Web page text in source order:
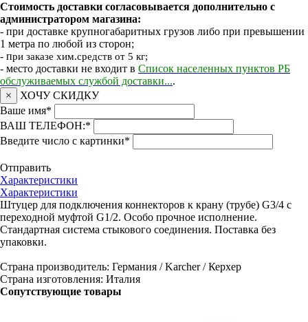
Стоимость доставки согласовывается дополнительно с
администратором магазина:
- при доставке крупногабаритных грузов либо при превышении
1 метра по любой из сторон;
- при заказе хим.средств от 5 кг;
- место доставки не входит в Список населенных пунктов РБ
обслуживаемых службой доставки....
×
ХОЧУ СКИДКУ
Ваше имя*
ВАШ ТЕЛЕФОН:*
Введите число с картинки*
Отправить
Характеристики
Характеристики
Штуцер для подключения коннекторов к крану (трубе) G3/4 с
переходной муфтой G1/2. Особо прочное исполнение.
Стандартная система стыкового соединения. Поставка без
упаковки.
Страна производитель: Германия / Karcher / Керхер
Страна изготовления: Италия
Сопутствующие товары